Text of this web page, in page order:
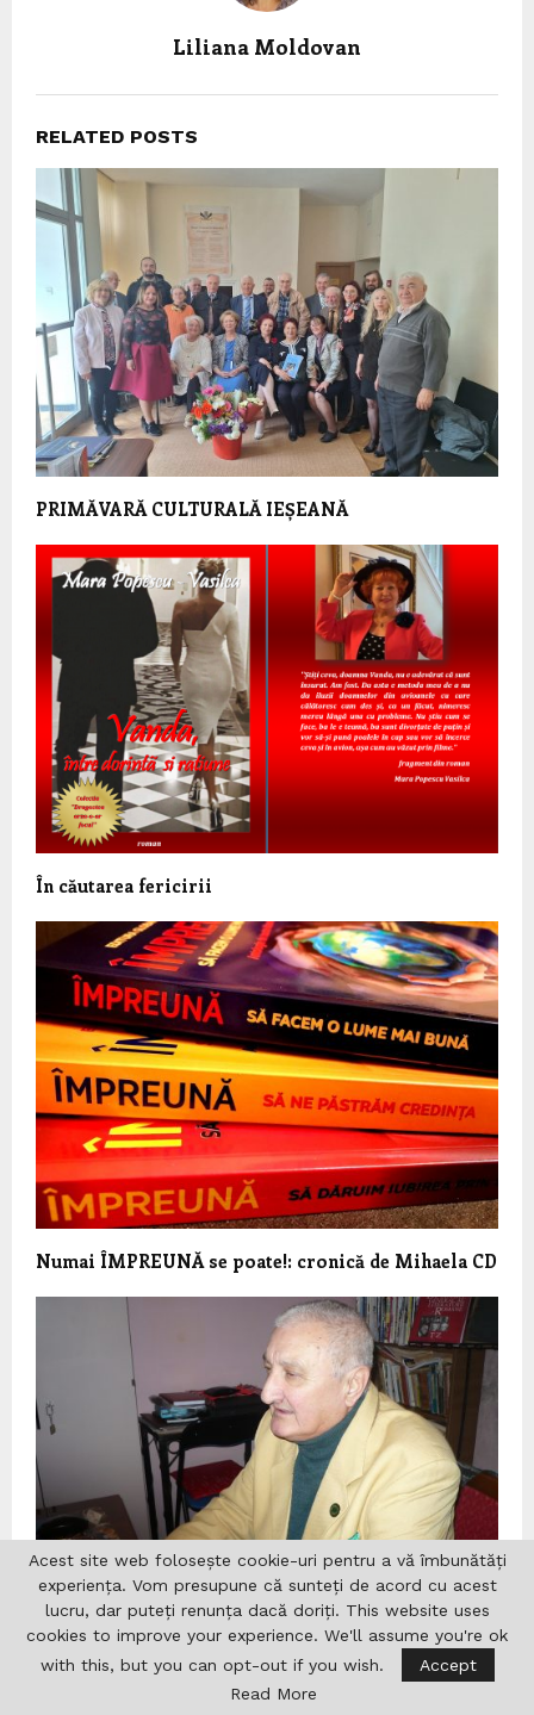
Liliana Moldovan
RELATED POSTS
PRIMĂVARĂ CULTURALĂ IEȘEANĂ
În căutarea fericirii
Numai ÎMPREUNĂ se poate!: cronică de Mihaela CD
Presa românească și străină l-au sărbătorit pe
scriitorul Al.Florin Țene
Acest site web folosește cookie-uri pentru a vă îmbunătăți
experiența. Vom presupune că sunteți de acord cu acest
lucru, dar puteți renunța dacă doriți. This website uses
cookies to improve your experience. We'll assume you're ok
with this, but you can opt-out if you wish.
Accept
Read More